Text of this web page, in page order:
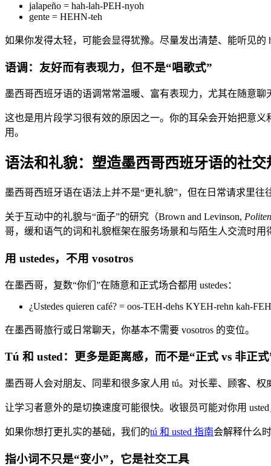
jalapeño = hah-lah-PEH-nyoh
gente = HEHN-teh
如果你发得太轻，可能会显得犹豫。尽量发出清楚、能听见的 h
语调：友好而有表现力，但不是“唱歌式”
墨西哥西班牙语的语调常常温暖、富有表现力，尤其在随意聊
这也是用片段学习很有效的原因之一。你的耳朵会开始把意
用。
语法和礼貌：塑造墨西哥西班牙语的社交
墨西哥西班牙语在语法上并不是“更礼貌”，但在日常请求里往
关于互动中的礼貌与“面子”的研究（Brown and Levinson,
哥，缓和语气的词和礼貌框架在服务场景和与陌生人交流时用
用 ustedes，不用 vosotros
在墨西哥，复数“你们”在随意和正式场合都用 ustedes：
¿Ustedes quieren café? = oos-TEH-dehs KYEH-rehn kah-FEH
在墨西哥旅行或日常聊天，你基本不需要 vosotros 的变位。
Tú 和 usted：更多是距离感，而不是“正式 vs 非正式
墨西哥人会对朋友、同辈和很多家人用 tú。对长辈、顾客、权
让学习者意外的是切换速度可能很快。收银员可能对你用
如果你想打更扎实的基础，我们的tú 和 usted 指南会解释什么
指小词不只是“变小”，它是社交工具